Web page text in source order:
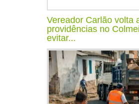
Vereador Carlão volta
providências no
evitar...